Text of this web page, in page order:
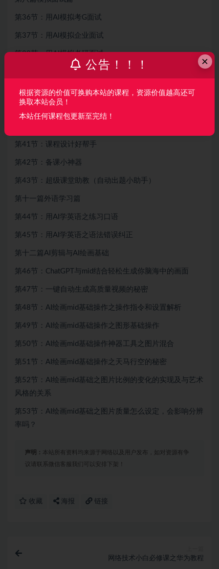
第36节：用Al模拟考G面试
第37节：用Al模拟企业面试
第38节：用AI模拟考研面试
第39节：用Al快速获取知识
第41节：课程设计好帮手
第42节：备课小神器
第43节：超级课堂助教（自动出题小助手）
第十一篇外语学习篇
第44节：用AI学英语之练习口语
第45节：用AI学英语之语法错误纠正
第十二篇AI剪辑与AI绘画基础
第46节：ChatGPT与mid结合轻松生成你脑海中的画面
第47节：一键自动生成高质量视频的秘密
第48节：AI绘画mid基础操作之操作指令和设置解析
第49节：AI绘画mid基础操作之图形基础操作
第50节：AI绘画mid基础操作神器工具之图片混合
第51节：AI绘画mid基础操作之天马行空的秘密
第52节：AI绘画mid基础之图片比例的变化的实现及与艺术
风格的关系
第53节：AI绘画mid基础之图片质量怎么设定，会影响分辨
率吗？
声明： 本站所有资料均来源于网络以及用户发布，如对资源有争
议请联系微信客服我们可以安排下架！
收藏 海报 链接
网络技术小白必修课之华为教程
×
公告！！！
根据资源的价值可换购本站的课程，资源价值越高还可
换取本站会员！
本站任何课程包更新至完结！